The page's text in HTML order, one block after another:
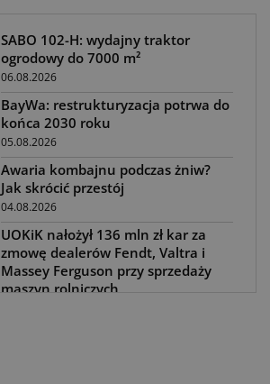
SABO 102-H: wydajny traktor
ogrodowy do 7000 m²
06.08.2026
BayWa: restrukturyzacja potrwa do
końca 2030 roku
05.08.2026
Awaria kombajnu podczas żniw?
Jak skrócić przestój
04.08.2026
UOKiK nałożył 136 mln zł kar za
zmowę dealerów Fendt, Valtra i
Massey Ferguson przy sprzedaży
maszyn rolniczych